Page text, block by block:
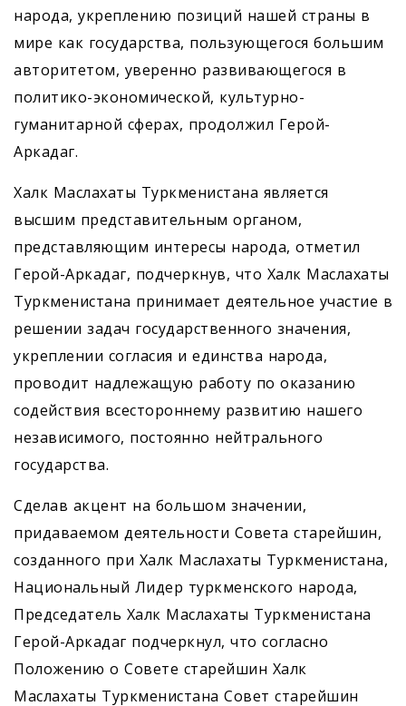
народа, укреплению позиций нашей страны в
мире как государства, пользующегося большим
авторитетом, уверенно развивающегося в
политико-экономической, культурно-
гуманитарной сферах, продолжил Герой-
Аркадаг.
Халк Маслахаты Туркменистана является
высшим представительным органом,
представляющим интересы народа, отметил
Герой-Аркадаг, подчеркнув, что Халк Маслахаты
Туркменистана принимает деятельное участие в
решении задач государственного значения,
укреп­лении согласия и единства народа,
проводит надлежащую работу по оказанию
содействия всестороннему развитию нашего
независимого, постоянно нейтрального
государства.
Сделав акцент на большом значении,
придаваемом деятельности Совета старейшин,
созданного при Халк Маслахаты Туркменистана,
Национальный Лидер туркменского народа,
Председатель Халк Маслахаты Туркменистана
Герой-Аркадаг подчеркнул, что согласно
Положению о Совете старейшин Халк
Маслахаты Туркменистана Совет старейшин